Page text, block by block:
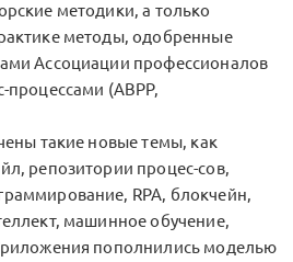
методики, а только
методы, одобренные
Ассоциации профессионалов
процессами (АВРР,
такие новые темы, как
репозитории процес-сов,
RPA, блокчейн,
машинное обучение,
пополнились моделью